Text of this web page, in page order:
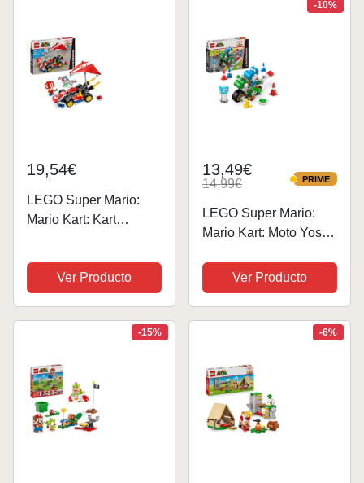
19,54€
LEGO Super Mario:
Mario Kart: Kart
Juego Infantil para
Colección del
Videojuego Nintendo,
Ver Producto
-10%
13,49€
14,99€ PRIME
PRIME
LEGO Super Mario:
Mario Kart: Moto Yoshi
Gamer de Nintendo
para Niños y Niñas de
7 Años o Más, Figura
del Personaje Yoshi
Ver Producto
-15% -6%